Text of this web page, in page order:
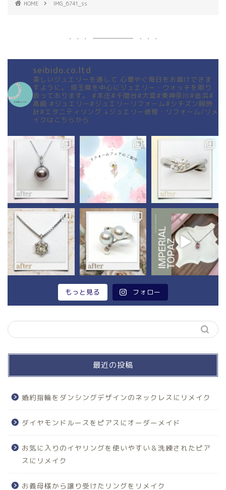
HOME IMG_6741_ss
seibido.co.ltd
美しいジュエリーを通して 心華やぐ毎日をお届けできま
すように。
埼玉県を中心にジュエリー・ウォッチを取り
扱っております。
#本庄#千間台#大宮#東神奈川#追浜#
高崎 #ジュエリー#ジュエリーリフォーム#シチズン腕時
計#エタニティリング ↓ジュエリー修理・リフォーム/リメ
イクはこちらから
もっと見る フォロー
最近の投稿
婚約指輪をダンシングデザインのネックレスにリメイク
ダイヤモンドルースをピアスにオーダーメイド
お気に入りのイヤリングを使いやすい＆洗練されたピア
スにリメイク
お義母様から譲り受けたリングをリメイク